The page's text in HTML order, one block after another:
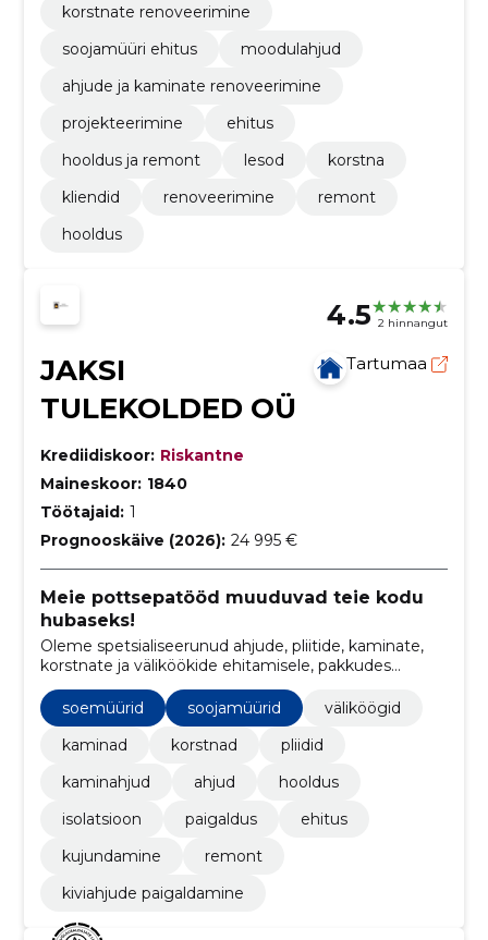
korstnate renoveerimine
soojamüüri ehitus
moodulahjud
ahjude ja kaminate renoveerimine
projekteerimine
ehitus
hooldus ja remont
lesod
korstna
kliendid
renoveerimine
remont
hooldus
4.5 2 hinnangut
JAKSI
TULEKOLDED OÜ
Tartumaa
Krediidiskoor: Riskantne
Maineskoor: 1840
Töötajaid: 1
Prognooskäive (2026): 24 995 €
Meie pottsepatööd muuduvad teie kodu
hubaseks!
Oleme spetsialiseerunud ahjude, pliitide, kaminate,
korstnate ja väliköökide ehitamisele, pakkudes
klientidele mitmekülgseid lahendusi soojuse ja
hubasuse loomiseks kodudes ja välitingimustes.
soemüürid soojamüürid
väliköögid
kaminad
korstnad
pliidid
kaminahjud
ahjud
hooldus
isolatsioon
paigaldus
ehitus
kujundamine
remont
kiviahjude paigaldamine